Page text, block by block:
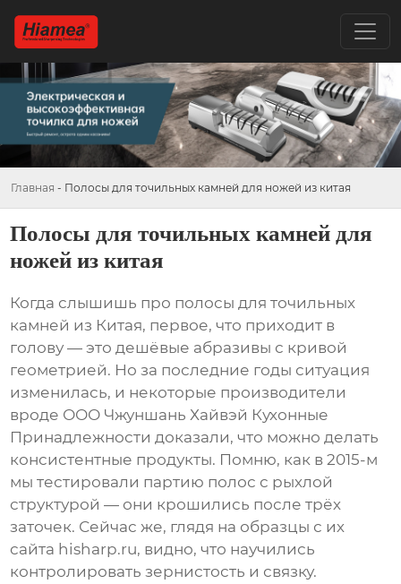
Главная - Полосы для точильных камней для ножей из китая
Полосы для точильных камней для
ножей из китая
Когда слышишь про полосы для точильных
камней из Китая, первое, что приходит в
голову — это дешёвые абразивы с кривой
геометрией. Но за последние годы ситуация
изменилась, и некоторые производители
вроде ООО Чжуншань Хайвэй Кухонные
Принадлежности доказали, что можно делать
консистентные продукты. Помню, как в 2015-м
мы тестировали партию полос с рыхлой
структурой — они крошились после трёх
заточек. Сейчас же, глядя на образцы с их
сайта hisharp.ru, видно, что научились
контролировать зернистость и связку.